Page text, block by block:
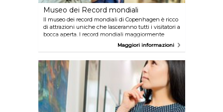
Museo dei Record mondiali
Il museo dei record mondiali di Copenhagen è ricco
di attrazioni uniche che lasceranno tutti i visitatori a
bocca aperta. I record mondiali maggiormente
rinomati riguardano lo sport, l'arte, la natura, la
scienza, la moda e la musica. Incontrate l'uomo più
pesante al mondo, e non dimenticate di assistere al
rovesciarsi di 1.382.101 domino. Dal re del pop
Michael Jackson alla la regina della moda di
Hollywood Marilyn Monroe, l'intrattenimento è
assicurato per tutta la famiglia.
Maggiori informazioni